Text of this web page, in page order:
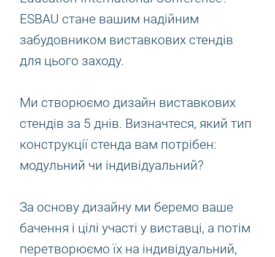
ESBAU стане вашим надійним
забудовником виставкових стендів
для цього заходу.
Ми створюємо дизайн виставкових
стендів за 5 днів. Визначтеся, який тип
конструкції стенда вам потрібен:
модульний чи індивідуальний?
За основу дизайну ми беремо ваше
бачення і цілі участі у виставці, а потім
перетворюємо їх на індивідуальний,